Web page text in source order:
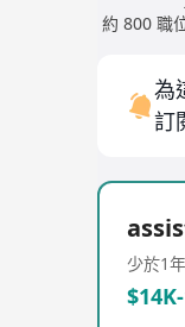
約 800 職
為
訂
少於1年